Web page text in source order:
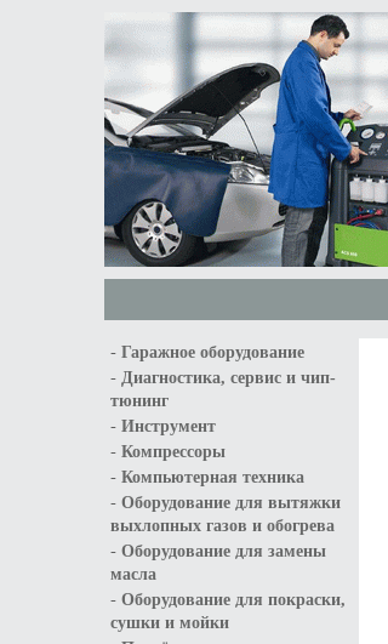
- Гаражное оборудование
- Диагностика, сервис и чип-
тюнинг
- Инструмент
- Компрессоры
- Компьютерная техника
- Оборудование для вытяжки
выхлопных газов и обогрева
- Оборудование для замены
масла
- Оборудование для покраски,
сушки и мойки